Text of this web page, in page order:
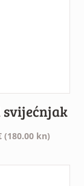
(180.00 kn)